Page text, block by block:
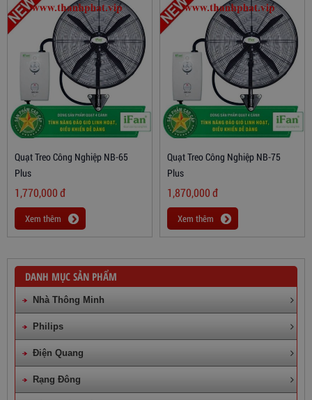
Quạt Treo Công Nghiệp NB-65
Plus
1,770,000đ
Xem thêm
Quạt Treo Công Nghiệp NB-75
Plus
1,870,000đ
Xem thêm
DANH MỤC SẢN PHẨM
Nhà Thông Minh
Philips
Điện Quang
Rạng Đông